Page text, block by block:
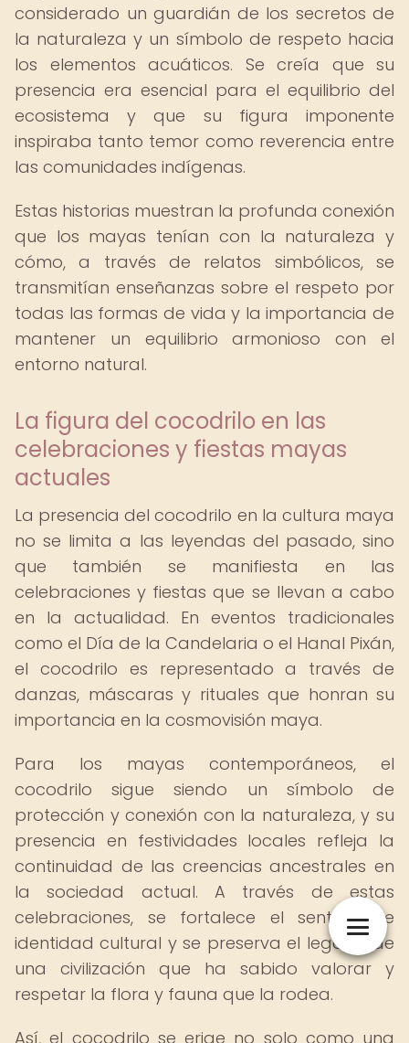
considerado un guardián de los secretos de
la naturaleza y un símbolo de respeto hacia
los elementos acuáticos. Se creía que su
presencia era esencial para el equilibrio del
ecosistema y que su figura imponente
inspiraba tanto temor como reverencia entre
las comunidades indígenas.
Estas historias muestran la profunda conexión
que los mayas tenían con la naturaleza y
cómo, a través de relatos simbólicos, se
transmitían enseñanzas sobre el respeto por
todas las formas de vida y la importancia de
mantener un equilibrio armonioso con el
entorno natural.
La figura del cocodrilo en las
celebraciones y fiestas mayas
actuales
La presencia del cocodrilo en la cultura maya
no se limita a las leyendas del pasado, sino
que también se manifiesta en las
celebraciones y fiestas que se llevan a cabo
en la actualidad. En eventos tradicionales
como el Día de la Candelaria o el Hanal Pixán,
el cocodrilo es representado a través de
danzas, máscaras y rituales que honran su
importancia en la cosmovisión maya.
Para los mayas contemporáneos, el
cocodrilo sigue siendo un símbolo de
protección y conexión con la naturaleza, y su
presencia en festividades locales refleja la
continuidad de las creencias ancestrales en
la sociedad actual. A través de estas
celebraciones, se fortalece el sentido de
identidad cultural y se preserva el legado de
una civilización que ha sabido valorar y
respetar la flora y fauna que la rodea.
Así, el cocodrilo se erige no solo como una